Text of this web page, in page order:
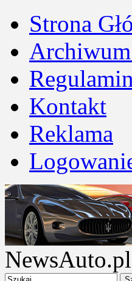
Strona
Regulamin
Kontakt
Reklama